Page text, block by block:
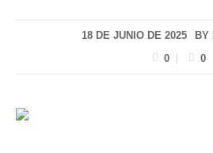
18 DE JUNIO DE 2025 BY
0
0